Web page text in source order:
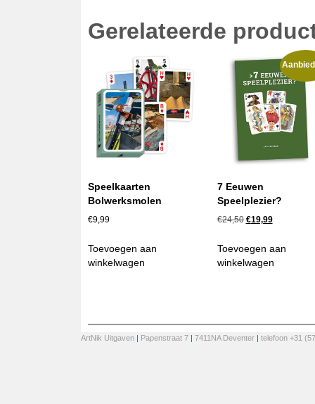
Gerelateerde
Speelkaarten
Bolwerksmolen
€9,99
Toevoegen aan
winkelwagen
7 Eeuwen
Speelplezier?
€24,50 Oorspronkelijke
was:
€24,50.
€19,99Huidige
is:
€19,99.
Toevoegen aan
winkelwagen
ArtNik Uitgaven Papenstraat 7 7411NA Deventer telefoon +31